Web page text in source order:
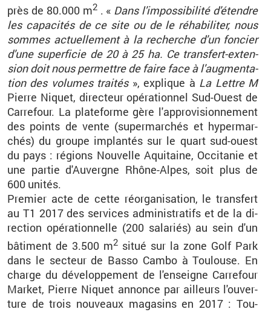
près de 80.000 m2. « Dans l'im­pos­si­bi­lité d'étendre
les ca­pa­ci­tés de ce site ou de le ré­ha­bi­li­ter, nous
sommes ac­tuel­le­ment à la re­cherche d'un fon­cier
d'une su­per­fi­cie de 20 à 25 ha. Ce trans­fert-ex­ten­
sion doit nous per­mettre de faire face à l'aug­men­ta­
tion des vo­lumes trai­tés», ex­plique à La Lettre M
Pierre Ni­quet, di­rec­teur opé­ra­tion­nel Sud-Ouest de
Car­re­four. La pla­te­forme gère l'ap­pro­vi­sion­ne­ment
des points de vente (su­per­mar­chés et hy­per­mar­
chés) du groupe im­plan­tés sur le quart sud-ouest
du pays : ré­gions Nou­velle Aqui­taine, Oc­ci­ta­nie et
une par­tie d'Au­vergne Rhône-Alpes, soit plus de
600 uni­tés.
Pre­mier acte de cette ré­or­ga­ni­sa­tion, le trans­fert
au T1 2017 des ser­vices ad­mi­nis­tra­tifs et de la di­
rec­tion opé­ra­tion­nelle (200 sa­la­riés) au sein d'un
bâ­ti­ment de 3.500 m2 situé sur la zone Golf Park
dans le sec­teur de Basso Cambo à Tou­louse. En
charge du dé­ve­lop­pe­ment de l'en­seigne Car­re­four
Mar­ket, Pierre Ni­quet an­nonce par ailleurs l'ou­ver­
ture de trois nou­veaux ma­ga­sins en 2017 : Tou­